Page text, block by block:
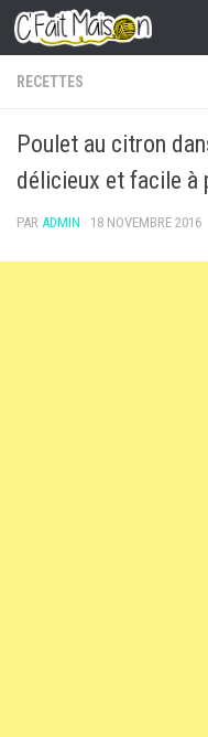
Skip to content
RECETTES
Poulet au citron
délicieux et facile à
PAR ADMIN · 18 NOVEMBRE 2016